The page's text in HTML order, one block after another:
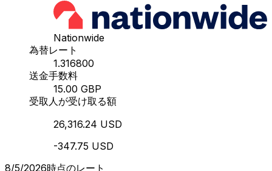
Nationwide
為替レート
1.316800
送金手数料
15.00 GBP
受取人が受け取る額
26,316.24 USD
-347.75 USD
8/5/2026時点のレート